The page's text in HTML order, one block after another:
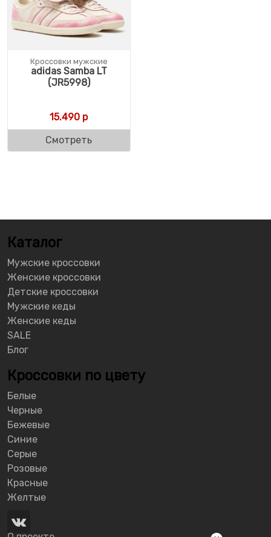
Кроссовки мужские
adidas Samba LT
(JR5998)
15.490 р
Смотреть
Каталог
Мужские кроссовки
Женские кроссовки
Детские кроссовки
Мужские кеды
Женские кеды
SALE
Блог
Кроссовки по цвету
Белые
Черные
Бежевые
Синие
Серые
Розовые
Красные
Желтые